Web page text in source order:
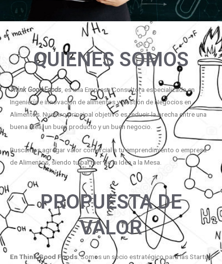
QUIENES SOMOS
Think Good Foods , es una Empresa Consultora especializada en
Ingeniería e innovación de alimentos y Gestión de Negocios en
Alimentos. Nuestro principal objetivo es reducir la brecha entre una
buena idea, un buen producto y un buen negocio.
Buscamos agregar valor comercial a tu emprendimiento o empresa
de Alimentos, siendo tu partner de la Idea a la Mesa.
PROPUESTA DE
VALOR
En ThinkGood Foods. Somos un socio estratégico para las Startup